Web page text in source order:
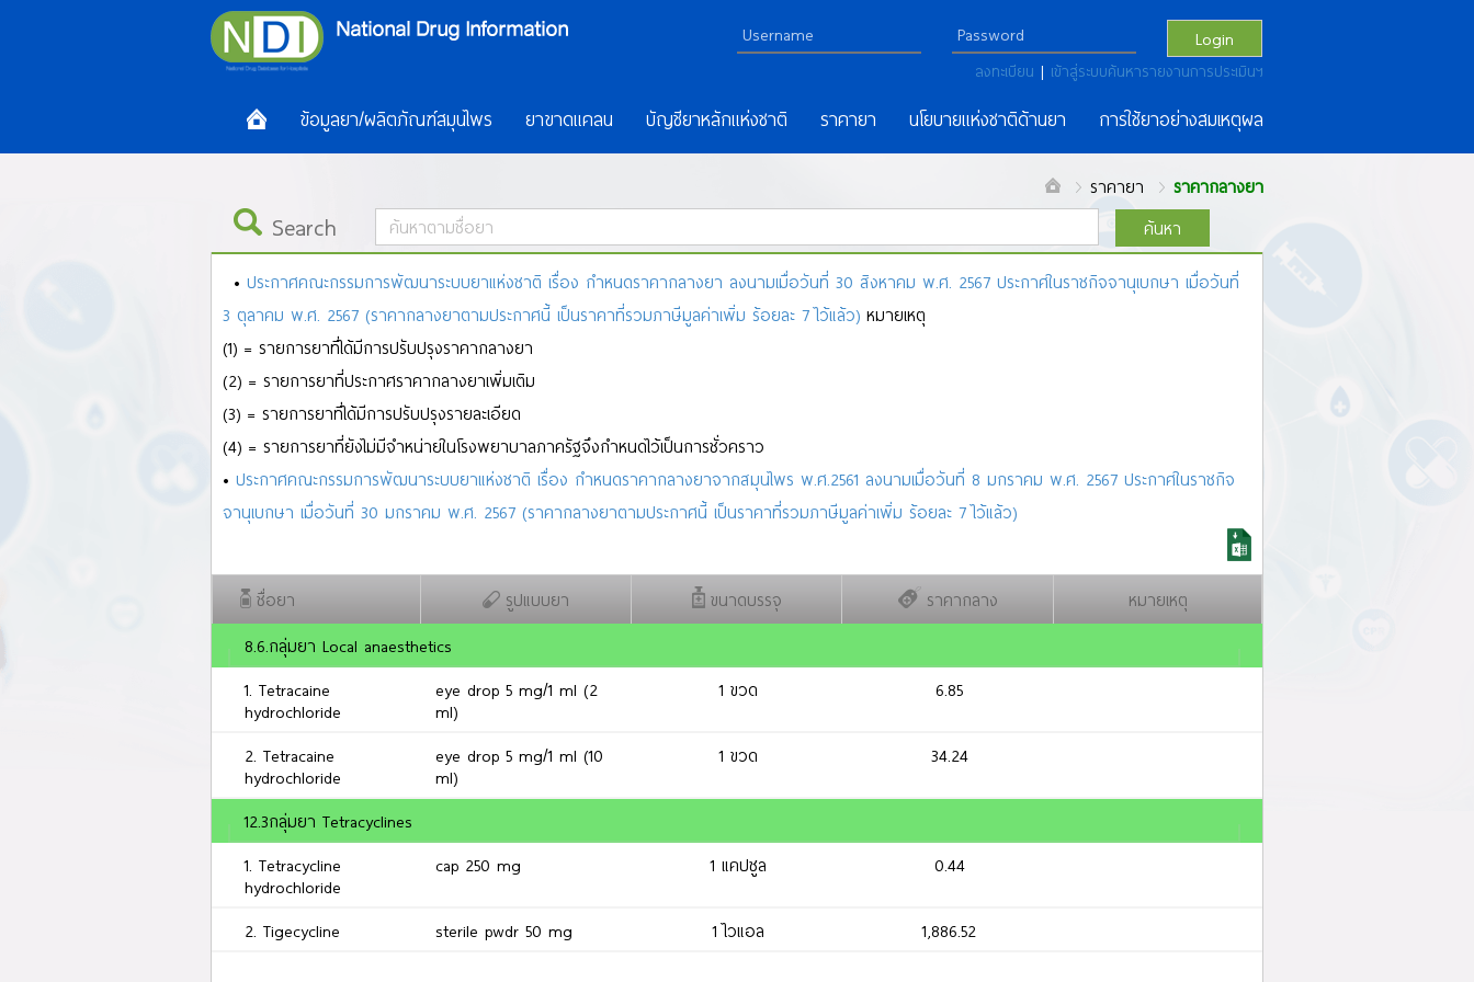
Login
ลงทะเบียน | เข้าสู่ระบบค้นหารายงานการประเมินฯ
ข้อมูลยา/ผลิตภัณฑ์สมุนไพร ยาขาดแคลน บัญชียาหลักแห่งชาติ ราคายา นโยบายแห่งชาติด้านยา การใช้ยาอย่างสมเหตุผล
ราคายา ราคากลางยา
Search ค้นหา
ALL A B C D E F G H I J K L M N O P Q R S T U V W X Y Z ก ข ฃ ค ฅ ฆ ง จ ฉ ช ซ ฌ ญ ฎ ฏ ฐ ฑ ฒ ณ ด ต ถ ท ธ น บ ป ผ ฝ พ ฟ ภ ม
ว ศ ษ ส ห ฬ อ ฮ
• ประกาศคณะกรรมการพัฒนาระบบยาแห่งชาติ เรื่อง กำหนดราคากลางยา ลงนามเมื่อวันที่ 30 สิงหาคม พ.ศ. 2567 ประกาศในราชกิจจานุเบกษา เมื่อวันที่
3 ตุลาคม พ.ศ. 2567 (ราคากลางยาตามประกาศนี้ เป็นราคาที่รวมภาษีมูลค่าเพิ่ม ร้อยละ 7 ไว้แล้ว) หมายเหตุ
(1) = รายการยาที่ได้มีการปรับปรุงราคากลางยา
(2) = รายการยาที่ประกาศราคากลางยาเพิ่มเติม
(3) = รายการยาที่ได้มีการปรับปรุงรายละเอียด
(4) = รายการยาที่ยังไม่มีจำหน่ายในโรงพยาบาลภาครัฐจึงกำหนดไว้เป็นการชั่วคราว
• ประกาศคณะกรรมการพัฒนาระบบยาแห่งชาติ เรื่อง กำหนดราคากลางยาจากสมุนไพร พ.ศ.2561 ลงนามเมื่อวันที่ 8 มกราคม พ.ศ. 2567 ประกาศในราชกิจ
จานุเบกษา เมื่อวันที่ 30 มกราคม พ.ศ. 2567 (ราคากลางยาตามประกาศนี้ เป็นราคาที่รวมภาษีมูลค่าเพิ่ม ร้อยละ 7 ไว้แล้ว)
ชื่อยา รูปแบบยา ขนาดบรรจุ ราคากลาง
หมายเหตุ
8.6.กลุ่มยา Local anaesthetics
1. Tetracaine
hydrochloride
eye drop 5 mg/1 ml (2
ml)
1 ขวด 6.85
2. Tetracaine
hydrochloride
eye drop 5 mg/1 ml (10
ml)
1 ขวด 34.24
12.3กลุ่มยา Tetracyclines
1. Tetracycline
hydrochloride
cap 250 mg 1 แคปซูล 0.44
2. Tigecycline sterile pwdr 50 mg 1 ไวแอล
1,886.52